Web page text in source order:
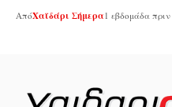
ΑπόΧαϊδάρι Σήμερα 1 εβδομάδα πριν